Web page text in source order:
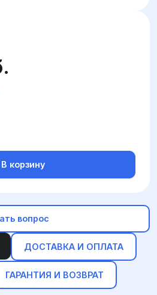
ДОСТАВКА И ОПЛАТА
ГАРАНТИЯ И ВОЗВРАТ
В корзину
вопрос